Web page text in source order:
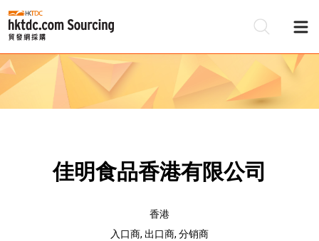
佳明食品香港有限公司
香港
入口商, 出口商, 分销商